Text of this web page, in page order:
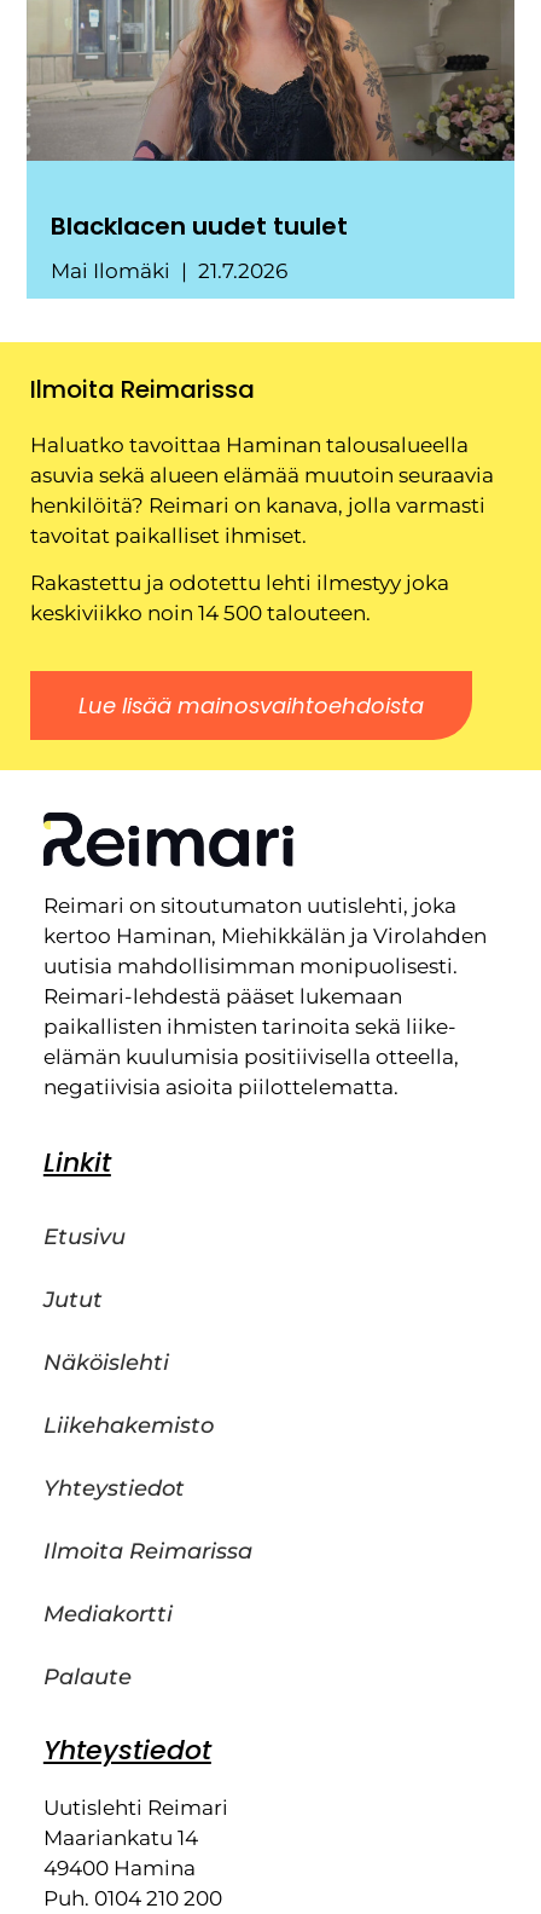
Blacklacen uudet tuulet
Mai Ilomäki 21.7.2026
Ilmoita Reimarissa
Haluatko tavoittaa Haminan talousalueella
asuvia sekä alueen elämää muutoin seuraavia
henkilöitä? Reimari on kanava, jolla varmasti
tavoitat paikalliset ihmiset.
Rakastettu ja odotettu lehti ilmestyy joka
keskiviikko noin 14 500 talouteen.
Lue lisää mainosvaihtoehdoista
Reimari on sitoutumaton uutislehti, joka
kertoo Haminan, Miehikkälän ja Virolahden
uutisia mahdollisimman monipuolisesti.
Reimari-lehdestä pääset lukemaan
paikallisten ihmisten tarinoita sekä liike-
elämän kuulumisia positiivisella otteella,
negatiivisia asioita piilottelematta.
Linkit
Etusivu
Jutut
Näköislehti
Liikehakemisto
Yhteystiedot
Ilmoita Reimarissa
Mediakortti
Palaute
Yhteystiedot
Uutislehti Reimari
Maariankatu 14
49400 Hamina
Puh. 0104 210 200